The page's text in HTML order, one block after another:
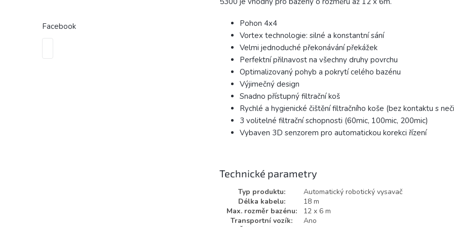
Facebook
Pohon 4x4
Vortex technologie: silné a konstantní sání
Velmi jednoduché překonávání překážek
Perfektní přilnavost na všechny druhy povrchu
Optimalizovaný pohyb a pokrytí celého bazénu
Výjimečný design
Snadno přístupný filtrační koš
Rychlé a hygienické čištění filtračního koše (bez kontaktu s
3 volitelné filtrační schopnosti (60mic, 100mic, 200mic)
Vybaven 3D senzorem pro automatickou korekci řízení
Technické parametry
Typ produktu:
Automatický robotický vysavač
Délka kabelu:
18 m
Max. rozměr bazénu:
12 x 6 m
Transportní vozík:
Ano